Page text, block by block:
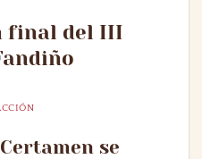
final del III
se